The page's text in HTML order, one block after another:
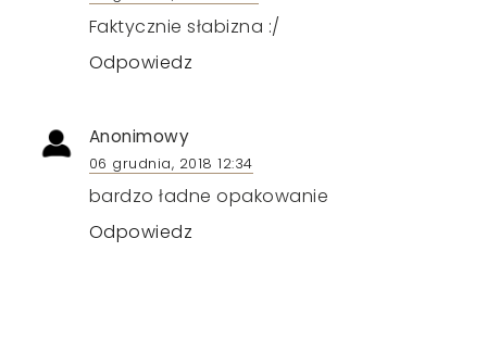
Faktycznie słabizna :/
Odpowiedz
Anonimowy
06 grudnia, 2018 12:34
bardzo ładne opakowanie
Odpowiedz